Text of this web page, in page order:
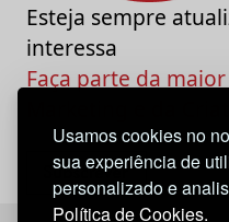
Usamos cookies no
sua experiência de
personalizado e
Política de Cookies.
Esteja sempre
interessa
Faça parte da